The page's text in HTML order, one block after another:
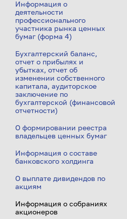
Информация о
деятельности
профессионального
участника рынка ценных
бумаг (форма 4)
Бухгалтерский баланс,
отчет о прибылях и
убытках, отчет об
изменении собственного
капитала, аудиторское
заключение по
бухгалтерской (финансовой
отчетности)
О формировании реестра
владельцев ценных бумаг
Информация о составе
банковского холдинга
О выплате дивидендов по
акциям
Информация о собраниях
акционеров